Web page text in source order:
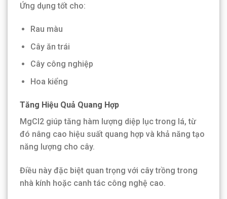
Ứng dụng tốt cho:
Rau màu
Cây ăn trái
Cây công nghiệp
Hoa kiểng
Tăng Hiệu Quả Quang Hợp
MgCl2 giúp tăng hàm lượng diệp lục trong lá, từ
đó nâng cao hiệu suất quang hợp và khả năng tạo
năng lượng cho cây.
Điều này đặc biệt quan trọng với cây trồng trong
nhà kính hoặc canh tác công nghệ cao.